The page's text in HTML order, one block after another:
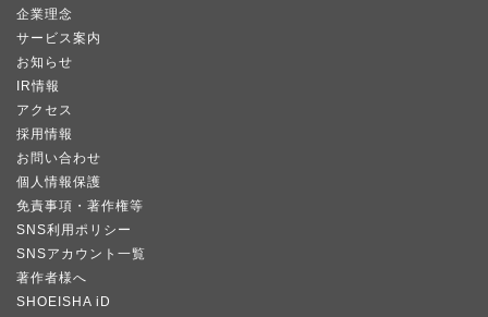
企業理念
サービス案内
お知らせ
IR情報
アクセス
採用情報
お問い合わせ
個人情報保護
免責事項・著作権等
SNS利用ポリシー
SNSアカウント一覧
著作者様へ
SHOEISHA iD